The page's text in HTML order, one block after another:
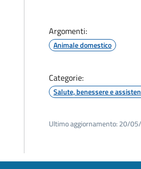
Argomenti:
Animale domestico
Categorie:
Salute, benessere e
Ultimo aggiornamento: 20/